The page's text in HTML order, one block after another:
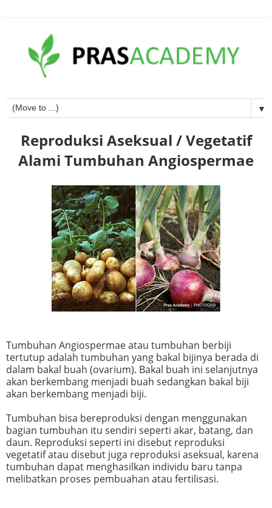
▼
Reproduksi Aseksual / Vegetatif
Alami Tumbuhan Angiospermae
Tumbuhan Angiospermae atau tumbuhan berbiji
tertutup adalah tumbuhan yang bakal bijinya berada di
dalam bakal buah (ovarium). Bakal buah ini selanjutnya
akan berkembang menjadi buah sedangkan bakal biji
akan berkembang menjadi biji.
Tumbuhan bisa bereproduksi dengan menggunakan
bagian tumbuhan itu sendiri seperti akar, batang, dan
daun. Reproduksi seperti ini disebut reproduksi
vegetatif atau disebut juga reproduksi aseksual, karena
tumbuhan dapat menghasilkan individu baru tanpa
melibatkan proses pembuahan atau fertilisasi.